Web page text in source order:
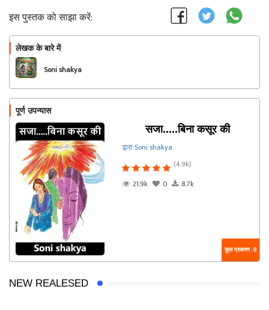
इस पुस्तक को साझा करें:
लेखक के बारे में
Soni shakya
पूर्ण उपन्यास
सजा.....बिना कसूर की
द्वारा Soni shakya
(4.9k)
21.9k
0 8.7k
कुल प्रकरण : 9
NEW REALESED